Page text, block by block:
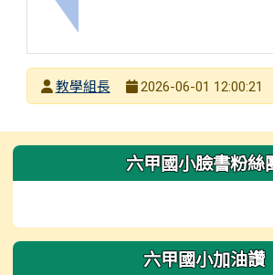
上一筆：國立自然科學博物館
發布者
教學組長
2026-06-01 12:00:21
左邊區域內容六甲國小臉書粉絲
六甲國小加油讚